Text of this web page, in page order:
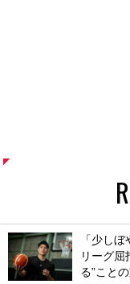
「少し
リーグ屈
る”こと